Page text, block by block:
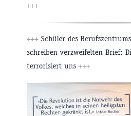
+++
+++ Schüler des
schreiben verzweifelten Brief:
terrorisiert uns +++